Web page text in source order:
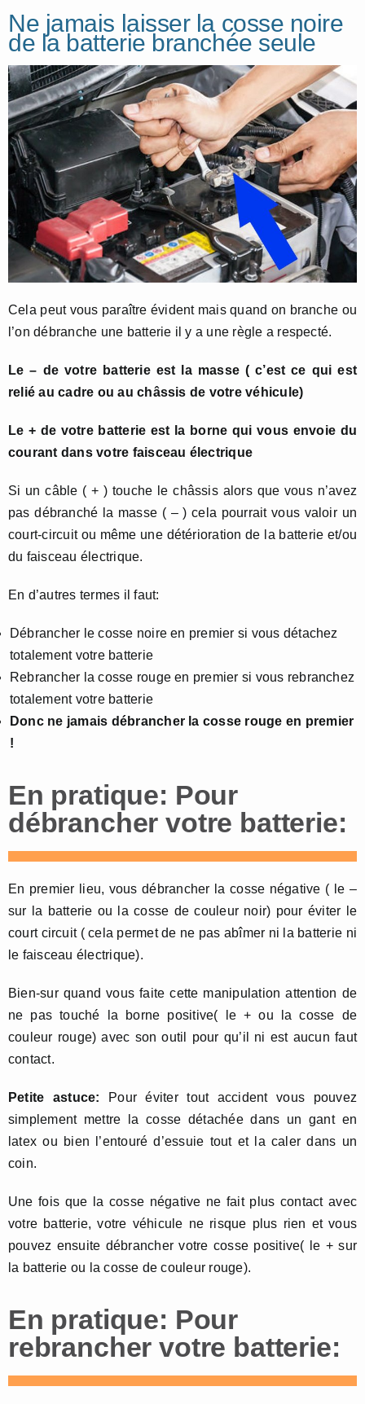
Ne jamais laisser la cosse noire
de la batterie branchée seule
Cela peut vous paraître évident mais quand on branche ou
l’on débranche une batterie il y a une règle a respecté.
Le – de votre batterie est la masse ( c’est ce qui est
relié au cadre ou au châssis de votre véhicule)
Le + de votre batterie est la borne qui vous envoie du
courant dans votre faisceau électrique
Si un câble ( + ) touche le châssis alors que vous n’avez
pas débranché la masse ( – ) cela pourrait vous valoir un
court-circuit ou même une détérioration de la batterie et/ou
du faisceau électrique.
En d’autres termes il faut:
Débrancher le cosse noire en premier si vous détachez
totalement votre batterie
Rebrancher la cosse rouge en premier si vous rebranchez
totalement votre batterie
Donc ne jamais débrancher la cosse rouge en premier
!
En pratique: Pour
débrancher votre batterie:
En premier lieu, vous débrancher la cosse négative ( le –
sur la batterie ou la cosse de couleur noir) pour éviter le
court circuit ( cela permet de ne pas abîmer ni la batterie ni
le faisceau électrique).
Bien-sur quand vous faite cette manipulation attention de
ne pas touché la borne positive( le + ou la cosse de
couleur rouge) avec son outil pour qu’il ni est aucun faut
contact.
Petite astuce: Pour éviter tout accident vous pouvez
simplement mettre la cosse détachée dans un gant en
latex ou bien l’entouré d’essuie tout et la caler dans un
coin.
Une fois que la cosse négative ne fait plus contact avec
votre batterie, votre véhicule ne risque plus rien et vous
pouvez ensuite débrancher votre cosse positive( le + sur
la batterie ou la cosse de couleur rouge).
En pratique: Pour
rebrancher votre batterie: